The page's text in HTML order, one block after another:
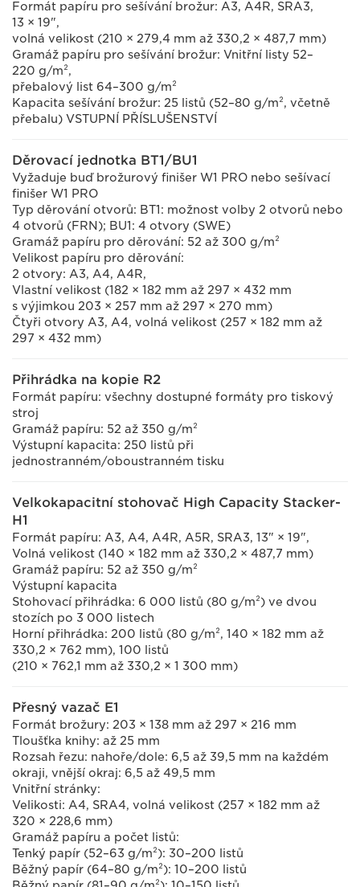
Formát papíru pro sešívání brožur: A3, A4R, SRA3,
13 × 19",
volná velikost (210 × 279,4 mm až 330,2 × 487,7 mm)
Gramáž papíru pro sešívání brožur: Vnitřní listy 52–
220 g/m²,
přebalový list 64–300 g/m²
Kapacita sešívání brožur: 25 listů (52–80 g/m², včetně
přebalu) VSTUPNÍ PŘÍSLUŠENSTVÍ
Děrovací jednotka BT1/BU1
Vyžaduje buď brožurový finišer W1 PRO nebo sešívací
finišer W1 PRO
Typ děrování otvorů: BT1: možnost volby 2 otvorů nebo
4 otvorů (FRN); BU1: 4 otvory (SWE)
Gramáž papíru pro děrování: 52 až 300 g/m²
Velikost papíru pro děrování:
2 otvory: A3, A4, A4R,
Vlastní velikost (182 × 182 mm až 297 × 432 mm
s výjimkou 203 × 257 mm až 297 × 270 mm)
Čtyři otvory A3, A4, volná velikost (257 × 182 mm až
297 × 432 mm)
Přihrádka na kopie R2
Formát papíru: všechny dostupné formáty pro tiskový
stroj
Gramáž papíru: 52 až 350 g/m²
Výstupní kapacita: 250 listů při
jednostranném/oboustranném tisku
Velkokapacitní stohovač High Capacity Stacker-
H1
Formát papíru: A3, A4, A4R, A5R, SRA3, 13" × 19",
Volná velikost (140 × 182 mm až 330,2 × 487,7 mm)
Gramáž papíru: 52 až 350 g/m²
Výstupní kapacita
Stohovací přihrádka: 6 000 listů (80 g/m²) ve dvou
stozích po 3 000 listech
Horní přihrádka: 200 listů (80 g/m², 140 × 182 mm až
330,2 × 762 mm), 100 listů
(210 × 762,1 mm až 330,2 × 1 300 mm)
Přesný vazač E1
Formát brožury: 203 × 138 mm až 297 × 216 mm
Tloušťka knihy: až 25 mm
Rozsah řezu: nahoře/dole: 6,5 až 39,5 mm na každém
okraji, vnější okraj: 6,5 až 49,5 mm
Vnitřní stránky:
Velikosti: A4, SRA4, volná velikost (257 × 182 mm až
320 × 228,6 mm)
Gramáž papíru a počet listů:
Tenký papír (52–63 g/m²): 30–200 listů
Běžný papír (64–80 g/m²): 10–200 listů